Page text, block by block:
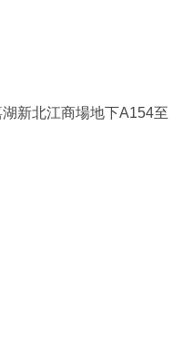
新北江商場地下A154至